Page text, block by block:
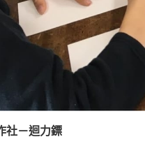
社－迴力鏢